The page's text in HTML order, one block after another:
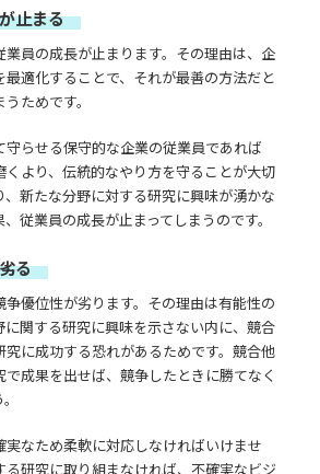
止まる
員の成長が止まります。その理由は、企
適化することで、それが最善の方法だと
ためです。
らせる保守的な企業の従業員であれば
くより、伝統的なやり方を守ることが大切
新たな分野に対する研究に興味が湧かな
従業員の成長が止まってしまうのです。
る
優位性が劣ります。その理由は有能性の
に関する研究に興味を示さない内に、競合
に成功する恐れがあるためです。競合他
成果を出せば、競争したときに勝てなく
実なため柔軟に対応しなければいけませ
る研究に取り組まなければ、不確実なビジ